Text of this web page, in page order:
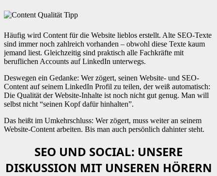
Häufig wird Content für die Website lieblos erstellt. Alte SEO-Texte
sind immer noch zahlreich vorhanden – obwohl diese Texte kaum
jemand liest. Gleichzeitig sind praktisch alle Fachkräfte mit
beruflichen Accounts auf LinkedIn unterwegs.
Deswegen ein Gedanke: Wer zögert, seinen Website- und SEO-
Content auf seinem LinkedIn Profil zu teilen, der weiß automatisch:
Die Qualität der Website-Inhalte ist noch nicht gut genug. Man will
selbst nicht “seinen Kopf dafür hinhalten”.
Das heißt im Umkehrschluss: Wer zögert, muss weiter an seinem
Website-Content arbeiten. Bis man auch persönlich dahinter steht.
SEO UND SOCIAL: UNSERE
DISKUSSION MIT UNSEREN HÖRERN